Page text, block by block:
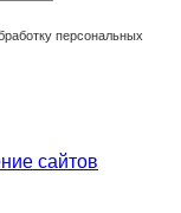
персональных
сайтов